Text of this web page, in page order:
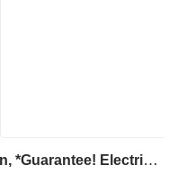
Magni ES1212E Valid inspection, *Guarantee! Electric, 12